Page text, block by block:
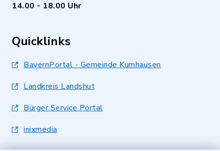
14.00 - 18.00 Uhr
Quicklinks
BayernPortal - Gemeinde Kumhausen
Landkreis Landshut
Bürger Service Portal
inixmedia